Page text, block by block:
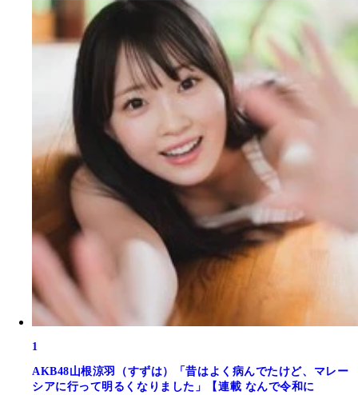
1
AKB48山根涼羽（すずは）「昔はよく病んでたけど、マレー
シアに行って明るくなりました」【連載 なんで令和に